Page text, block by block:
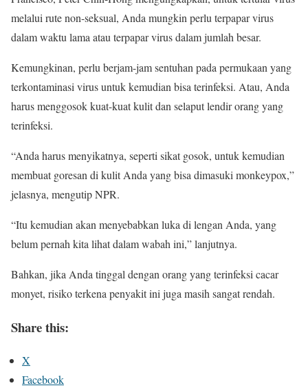
melalui rute non-seksual, Anda mungkin perlu terpapar virus
dalam waktu lama atau terpapar virus dalam jumlah besar.
Kemungkinan, perlu berjam-jam sentuhan pada permukaan yang
terkontaminasi virus untuk kemudian bisa terinfeksi. Atau, Anda
harus menggosok kuat-kuat kulit dan selaput lendir orang yang
terinfeksi.
“Anda harus menyikatnya, seperti sikat gosok, untuk kemudian
membuat goresan di kulit Anda yang bisa dimasuki monkeypox,”
jelasnya, mengutip NPR.
“Itu kemudian akan menyebabkan luka di lengan Anda, yang
belum pernah kita lihat dalam wabah ini,” lanjutnya.
Bahkan, jika Anda tinggal dengan orang yang terinfeksi cacar
monyet, risiko terkena penyakit ini juga masih sangat rendah.
Share this:
X
Facebook